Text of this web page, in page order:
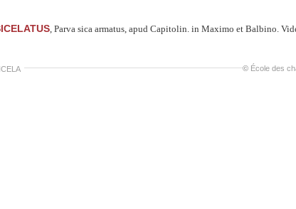
, Parva sica armatus, apud Capitolin. in Maximo et Balbino.
© École des